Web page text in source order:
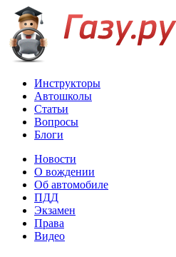
Инструкторы
Автошколы
Статьи
Вопросы
Блоги
Новости
О вождении
Об автомобиле
ПДД
Экзамен
Права
Видео